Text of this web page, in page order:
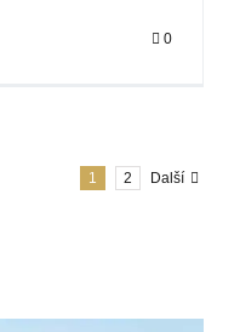
0
1 2 Další